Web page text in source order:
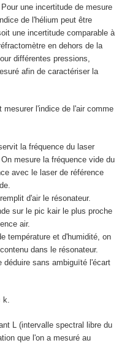
une incertitude de mesure
de l'hélium peut être
une incertitude comparable à
en dehors de la
différentes pressions,
afin de caractériser la
l'indice de l'air comme
la fréquence du laser
mesure la fréquence vide du
avec le laser de référence
d'air le résonateur.
sur le pic kair le plus proche
air.
température et d'humidité, on
dans le résonateur.
déduire sans ambiguïté l'écart
k.
L (intervalle spectral libre du
que l'on a mesuré au